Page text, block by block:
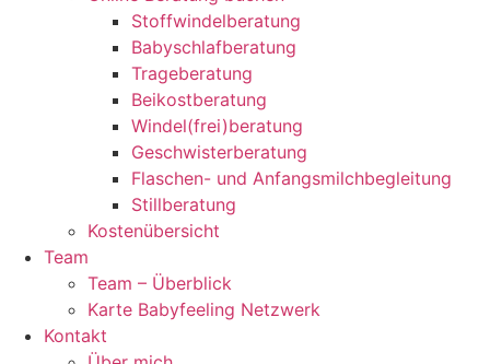
Stoffwindelberatung
Babyschlafberatung
Trageberatung
Beikostberatung
Windel(frei)beratung
Geschwisterberatung
Flaschen- und Anfangsmilchbegleitung
Stillberatung
Kostenübersicht
Team
Team – Überblick
Karte Babyfeeling Netzwerk
Kontakt